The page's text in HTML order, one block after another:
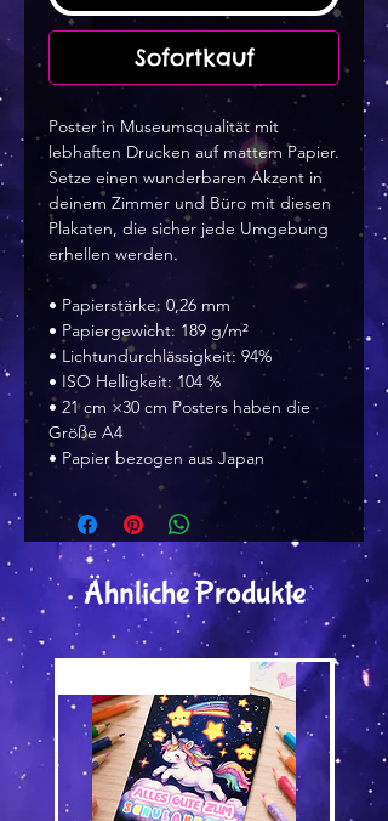
Sofortkauf
Poster in Museumsqualität mit
lebhaften Drucken auf mattem Papier.
Setze einen wunderbaren Akzent in
deinem Zimmer und Büro mit diesen
Plakaten, die sicher jede Umgebung
erhellen werden.
• Papierstärke: 0,26 mm
• Papiergewicht: 189 g/m²
• Lichtundurchlässigkeit: 94%
• ISO Helligkeit: 104 %
• 21 cm ×30 cm Posters haben die
Größe A4
• Papier bezogen aus Japan
Ähnliche Produkte